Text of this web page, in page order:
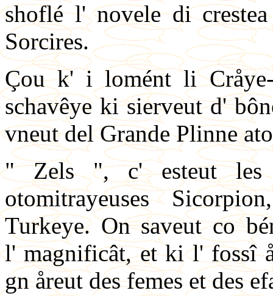
shoflé l' novele di
Sorcires.
Çou k' i lomént li Cråye-
schavêye ki sierveut d'
vneut del Grande Plinne
" Zels ", c' esteut les
otomitrayeuses
Turkeye. On saveut co
l' magnificât, et ki l' fossî
gn åreut des femes et des